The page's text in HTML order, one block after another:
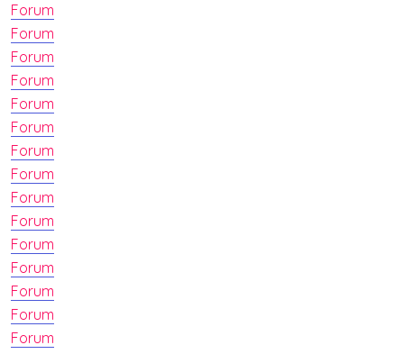
Forum
Forum
Forum
Forum
Forum
Forum
Forum
Forum
Forum
Forum
Forum
Forum
Forum
Forum
Forum